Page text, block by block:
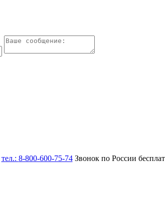
тел.: 8-800-600-75-74Звонок по России